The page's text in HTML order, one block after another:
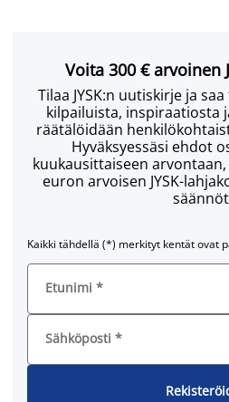
Voita 300 € arvoinen
Tilaa JYSK:n uutiskirje ja
kilpailuista, inspiraatiosta
räätälöidään
Hyväksyessäsi ehdot
kuukausittaiseen
euron arvoisen JYSK-
Kaikki tähdellä (*) merkityt kentät ovat
Etunimi *
Sähköposti *